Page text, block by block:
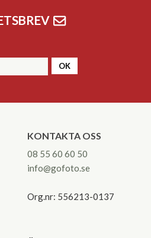
OK
KONTAKTA OSS
08 55 60 60 50
info@gofoto.se
Org.nr: 556213-0137